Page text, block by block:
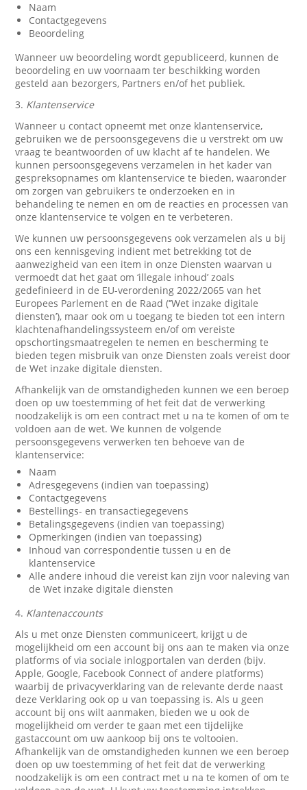
Naam
Contactgegevens
Beoordeling
Wanneer uw beoordeling wordt gepubliceerd, kunnen de
beoordeling en uw voornaam ter beschikking worden
gesteld aan bezorgers, Partners en/of het publiek.
3. Klantenservice
Wanneer u contact opneemt met onze klantenservice,
gebruiken we de persoonsgegevens die u verstrekt om uw
vraag te beantwoorden of uw klacht af te handelen. We
kunnen persoonsgegevens verzamelen in het kader van
gespreksopnames om klantenservice te bieden, waaronder
om zorgen van gebruikers te onderzoeken en in
behandeling te nemen en om de reacties en processen van
onze klantenservice te volgen en te verbeteren.
We kunnen uw persoonsgegevens ook verzamelen als u bij
ons een kennisgeving indient met betrekking tot de
aanwezigheid van een item in onze Diensten waarvan u
vermoedt dat het gaat om ‘illegale inhoud’ zoals
gedefinieerd in de EU-verordening 2022/2065 van het
Europees Parlement en de Raad (‘’Wet inzake digitale
diensten’), maar ook om u toegang te bieden tot een intern
klachtenafhandelingssysteem en/of om vereiste
opschortingsmaatregelen te nemen en bescherming te
bieden tegen misbruik van onze Diensten zoals vereist door
de Wet inzake digitale diensten.
Afhankelijk van de omstandigheden kunnen we een beroep
doen op uw toestemming of het feit dat de verwerking
noodzakelijk is om een contract met u na te komen of om te
voldoen aan de wet. We kunnen de volgende
persoonsgegevens verwerken ten behoeve van de
klantenservice:
Naam
Adresgegevens (indien van toepassing)
Contactgegevens
Bestellings- en transactiegegevens
Betalingsgegevens (indien van toepassing)
Opmerkingen (indien van toepassing)
Inhoud van correspondentie tussen u en de
klantenservice
Alle andere inhoud die vereist kan zijn voor naleving van
de Wet inzake digitale diensten
4. Klantenaccounts
Als u met onze Diensten communiceert, krijgt u de
mogelijkheid om een account bij ons aan te maken via onze
platforms of via sociale inlogportalen van derden (bijv.
Apple, Google, Facebook Connect of andere platforms)
waarbij de privacyverklaring van de relevante derde naast
deze Verklaring ook op u van toepassing is. Als u geen
account bij ons wilt aanmaken, bieden we u ook de
mogelijkheid om verder te gaan met een tijdelijke
gastaccount om uw aankoop bij ons te voltooien.
Afhankelijk van de omstandigheden kunnen we een beroep
doen op uw toestemming of het feit dat de verwerking
noodzakelijk is om een contract met u na te komen of om te